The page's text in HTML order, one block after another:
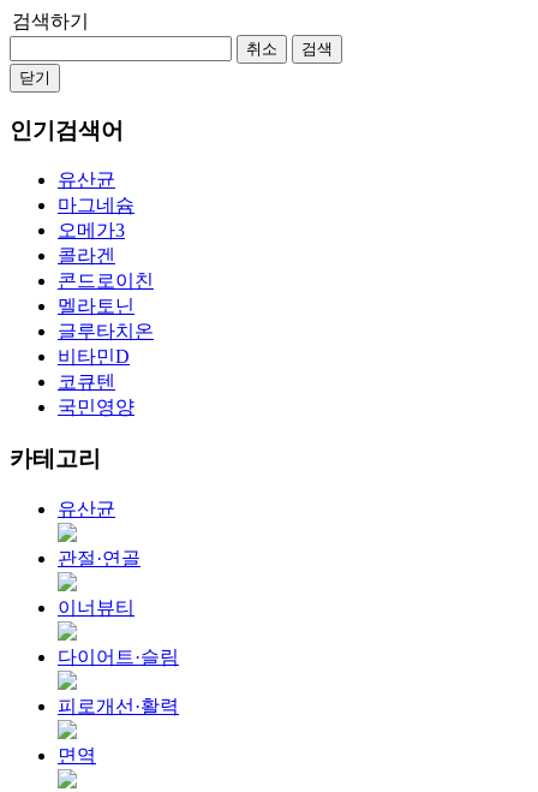
검색하기
취소
검색
닫기
인기검색어
유산균
마그네슘
오메가3
콜라겐
콘드로이친
멜라토닌
글루타치온
비타민D
코큐텐
국민영양
카테고리
유산균
관절·연골
이너뷰티
다이어트·슬림
피로개선·활력
면역